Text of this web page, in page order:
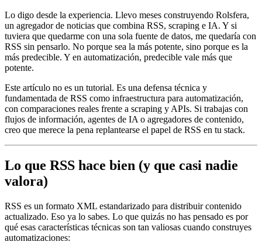
Lo digo desde la experiencia. Llevo meses construyendo Rolsfera,
un agregador de noticias que combina RSS, scraping e IA. Y si
tuviera que quedarme con una sola fuente de datos, me quedaría con
RSS sin pensarlo. No porque sea la más potente, sino porque es la
más predecible. Y en automatización, predecible vale más que
potente.
Este artículo no es un tutorial. Es una defensa técnica y
fundamentada de RSS como infraestructura para automatización,
con comparaciones reales frente a scraping y APIs. Si trabajas con
flujos de información, agentes de IA o agregadores de contenido,
creo que merece la pena replantearse el papel de RSS en tu stack.
Lo que RSS hace bien (y que casi nadie
valora)
RSS es un formato XML estandarizado para distribuir contenido
actualizado. Eso ya lo sabes. Lo que quizás no has pensado es por
qué esas características técnicas son tan valiosas cuando construyes
automatizaciones: